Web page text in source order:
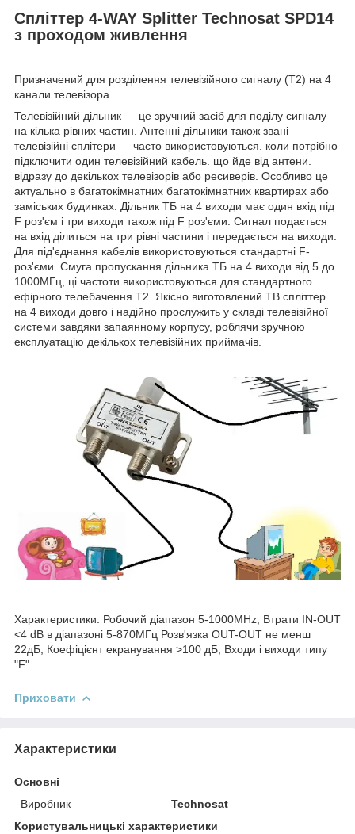
Спліттер 4-WAY Splitter Technosat SPD14
з проходом живлення
Призначений для розділення телевізійного сигналу (T2) на 4
канали телевізора.
Телевізійний дільник — це зручний засіб для поділу сигналу
на кілька рівних частин. Антенні дільники також звані
телевізійні сплітери — часто використовуються. коли потрібно
підключити один телевізійний кабель. що йде від антени.
відразу до декількох телевізорів або ресиверів. Особливо це
актуально в багатокімнатних багатокімнатних квартирах або
заміських будинках. Дільник ТБ на 4 виходи має один вхід під
F роз'єм і три виходи також під F роз'єми. Сигнал подається
на вхід ділиться на три рівні частини і передається на виходи.
Для під'єднання кабелів використовуються стандартні F-
роз'єми. Смуга пропускання дільника ТБ на 4 виходи від 5 до
1000МГц, ці частоти використовуються для стандартного
ефірного телебачення Т2. Якісно виготовлений ТВ спліттер
на 4 виходи довго і надійно прослужить у складі телевізійної
системи завдяки запаянному корпусу, роблячи зручною
експлуатацію декількох телевізійних приймачів.
Характеристики: Робочий діапазон 5-1000MHz; Втрати IN-OUT
<4 dB в діапазоні 5-870МГц Розв'язка OUT-OUT не менш
22дБ; Коефіцієнт екранування >100 дБ; Входи і виходи типу
"F".
Приховати
Характеристики
Основні
Виробник
Technosat
Користувальницькі характеристики